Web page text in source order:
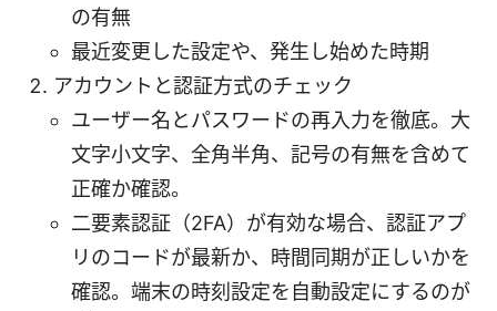
の有無
最近変更した設定や、発生し始めた時期
アカウントと認証方式のチェック
ユーザー名とパスワードの再入力を徹底。大
文字小文字、全角半角、記号の有無を含めて
正確か確認。
二要素認証（2FA）が有効な場合、認証アプ
リのコードが最新か、時間同期が正しいかを
確認。端末の時刻設定を自動設定にするのが